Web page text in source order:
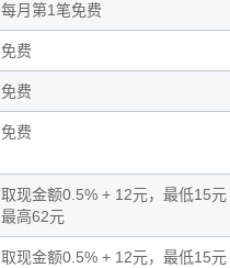
每月第1笔免费
免费
免费
免费
取现金额0.5% + 12元，最低15元
最高62元
取现金额0.5% + 12元，最低15元